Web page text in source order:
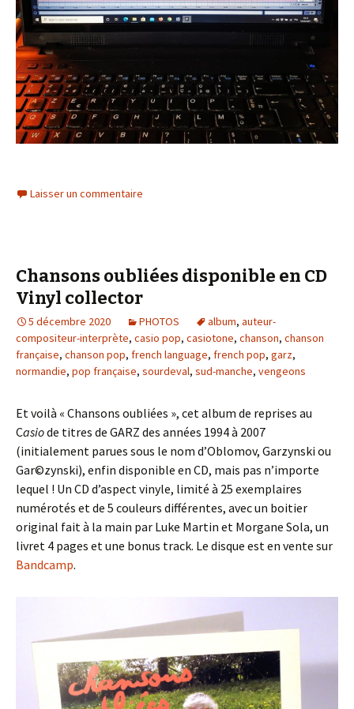
Laisser un commentaire
Chansons oubliées disponible en CD
Vinyl collector
5 décembre 2020 PHOTOS album, auteur-
compositeur-interprète, casio pop, casiotone, chanson, chanson
française, chanson pop, french language, french pop, garz,
normandie, pop française, sourdeval, sud-manche, vengeons
Et voilà « Chansons oubliées », cet album de reprises au
Casiode titres de GARZ des années 1994 à 2007
(initialement parues sous le nom d’Oblomov, Garzynski ou
Gar©zynski), enfin disponible en CD, mais pas n’importe
lequel ! Un CD d’aspect vinyle, limité à 25 exemplaires
numérotés et de 5 couleurs différentes, avec un boitier
original fait à la main par Luke Martin et Morgane Sola, un
livret 4 pages et une bonus track. Le disque est en vente sur
Bandcamp.